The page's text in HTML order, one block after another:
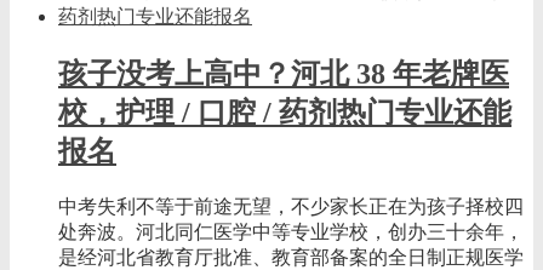
孩子没考上高中？河北 38 年老牌医
校，护理 / 口腔 / 药剂热门专业还能
报名
中考失利不等于前途无望，不少家长正在为孩子择校四
处奔波。河北同仁医学中等专业学校，创办三十余年，
是经河北省教育厅批准、教育部备案的全日制正规医学